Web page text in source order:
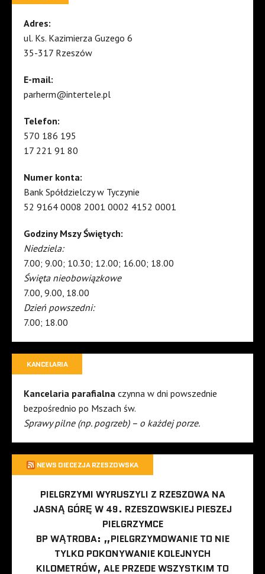
Adres:
ul. Ks. Kazimierza Guzego 6
35-317 Rzeszów
E-mail:
parherm@intertele.pl
Telefon:
570 186 195
17 221 91 80
Numer konta:
Bank Spółdzielczy w Tyczynie
52 9164 0008 2001 0002 4152 0001
Godziny Mszy Świętych:
Niedziela:
7.00; 9.00; 10.30; 12.00; 16.00; 18.00
Święta nieobowiązkowe
7.00, 9.00, 18.00
Dzień powszedni:
7.00; 18.00
KANCELARIA
Kancelaria parafialna czynna w dni powszednie
bezpośrednio po Mszach św.
Sprawy pilne (np. pogrzeb) – o każdej porze.
NEWS DIECEZJA RZESZOWSKA
PIELGRZYMI WYRUSZYLI Z RZESZOWA NA
JASNĄ GÓRĘ W 49. RZESZOWSKIEJ PIESZEJ
PIELGRZYMCE
BP WĄTROBA: „PIELGRZYMOWANIE TO NIE
TYLKO POKONYWANIE KOLEJNYCH
KILOMETRÓW, ALE PRZEDE WSZYSTKIM TO